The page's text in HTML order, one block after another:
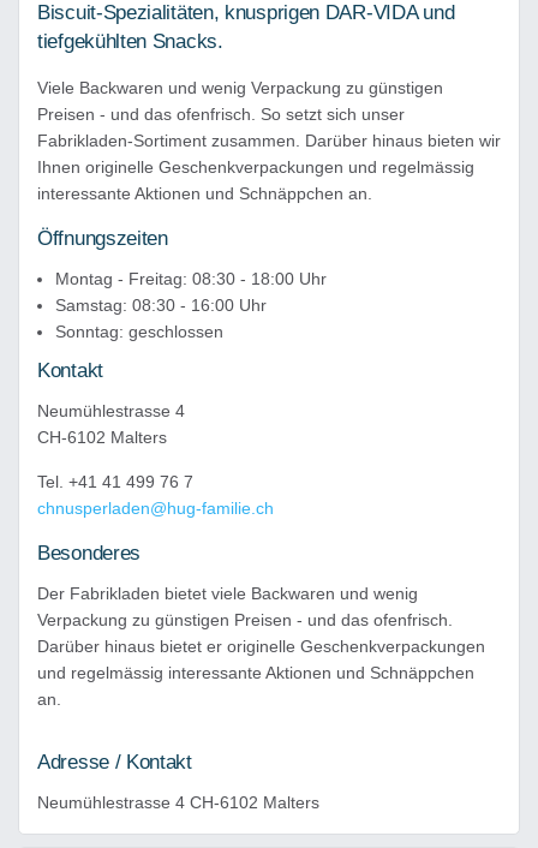
Biscuit-Spezialitäten, knusprigen DAR-VIDA und
tiefgekühlten Snacks.
Viele Backwaren und wenig Verpackung zu günstigen
Preisen - und das ofenfrisch. So setzt sich unser
Fabrikladen-Sortiment zusammen. Darüber hinaus bieten wir
Ihnen originelle Geschenkverpackungen und regelmässig
interessante Aktionen und Schnäppchen an.
Öffnungszeiten
Montag - Freitag: 08:30 - 18:00 Uhr
Samstag: 08:30 - 16:00 Uhr
Sonntag: geschlossen
Kontakt
Neumühlestrasse 4
CH-6102 Malters
Tel. +41 41 499 76 7
chnusperladen@hug-familie.ch
Besonderes
Der Fabrikladen bietet viele Backwaren und wenig
Verpackung zu günstigen Preisen - und das ofenfrisch.
Darüber hinaus bietet er originelle Geschenkverpackungen
und regelmässig interessante Aktionen und Schnäppchen
an.
Adresse / Kontakt
Neumühlestrasse 4 CH-6102 Malters